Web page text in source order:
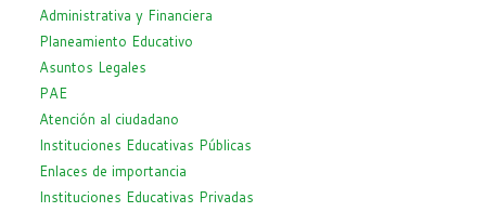
Administrativa y Financiera
Planeamiento Educativo
Asuntos Legales
PAE
Atención al ciudadano
Instituciones Educativas Públicas
Enlaces de importancia
Instituciones Educativas Privadas